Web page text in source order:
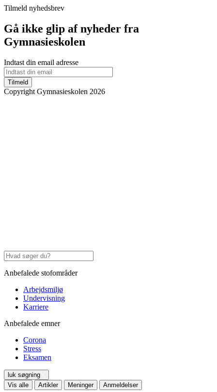
Tilmeld nyhedsbrev
Gå ikke glip af nyheder fra
Gymnasieskolen
Indtast din email adresse
Tilmeld
Copyright Gymnasieskolen 2026
Anbefalede stofområder
Arbejdsmiljø
Undervisning
Karriere
Anbefalede emner
Corona
Stress
Eksamen
luk søgning
Vis alle
Artikler Meninger Anmeldelser